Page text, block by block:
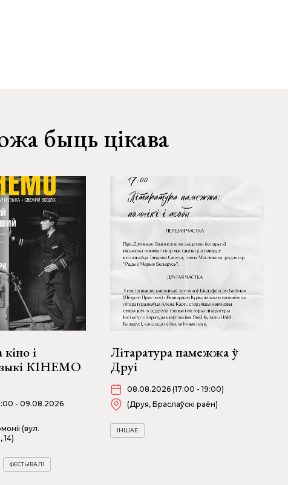
быць цікава
і
КІНЕМО
- 09.08.2026
(вул.
14)
ФЕСТЫВАЛІ
Літаратура памежжа ў
Друі
08.08.2026 (17:00 - 19:00)
(Друя, Браслаўскі раён)
ІНШАЕ